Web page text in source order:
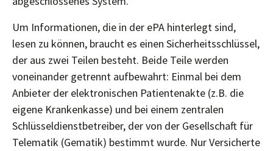
Um Informationen, die in der ePA hinterlegt sind,
lesen zu können, braucht es einen Sicherheitsschlüssel,
der aus zwei Teilen besteht. Beide Teile werden
voneinander getrennt aufbewahrt: Einmal bei dem
Anbieter der elektronischen Patientenakte (z.B. die
eigene Krankenkasse) und bei einem zentralen
Schlüsseldienstbetreiber, der von der Gesellschaft für
Telematik (Gematik) bestimmt wurde. Nur Versicherte